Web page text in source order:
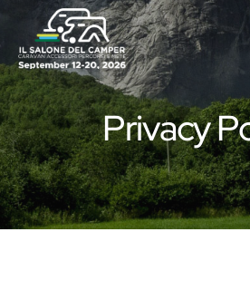
Privacy Policy
Privacy
PrivacyP